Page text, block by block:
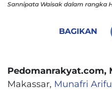
Sannipata Waisak dalam rangka
BAGIKAN
Pedomanrakyat.com,
Makassar, Munafri